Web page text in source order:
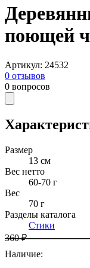
поющей
Артикул: 24532
0 отзывов
0 вопросов
Размер
13 см
Вес нетто
60-70 г
Вес
70 г
Разделы каталога
Стики
360 ₽
Наличие: